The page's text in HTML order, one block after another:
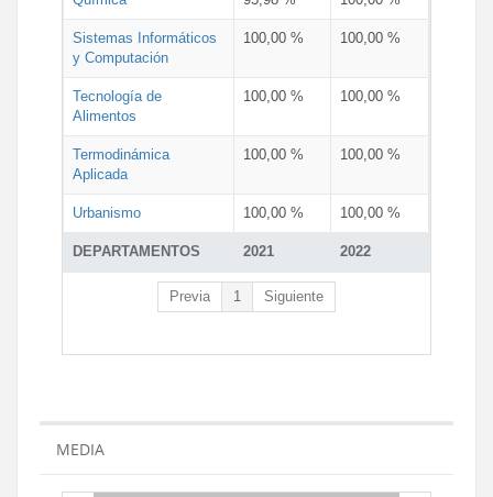
DEPARTAMENTOS 2021 2022
Sistemas Informáticos
y Computación
100,00 % 100,00 %
Tecnología de
Alimentos
100,00 % 100,00 %
Termodinámica
Aplicada
100,00 % 100,00 %
Urbanismo 100,00 % 100,00 %
Previa 1 Siguiente
MEDIA